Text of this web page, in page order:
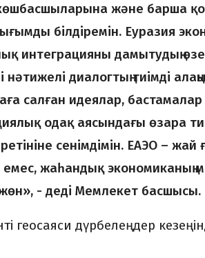
көшбасшыларына және барша
білдіремін. Еуразия
интеграцияны дамытудың
нәтижелі диалогтың тиімді
салған идеялар,
одақ аясындағы өзара
сенімдімін. ЕАЭО – жай
емес, жаһандық экономиканың
жөн», - деді Мемлекет басшысы.
геосаяси дүрбелеңдер